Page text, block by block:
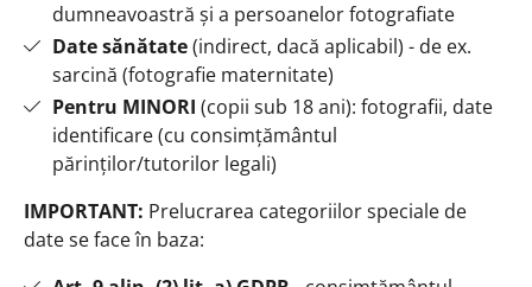
dumneavoastră și a persoanelor fotografiate
Date sănătate(indirect, dacă aplicabil) - de ex.
sarcină (fotografie maternitate)
Pentru MINORI (copii sub 18 ani): fotografii, date
identificare (cu consimțământul
părinților/tutorilor legali)
IMPORTANT: Prelucrarea categoriilor speciale de
date se face în baza: